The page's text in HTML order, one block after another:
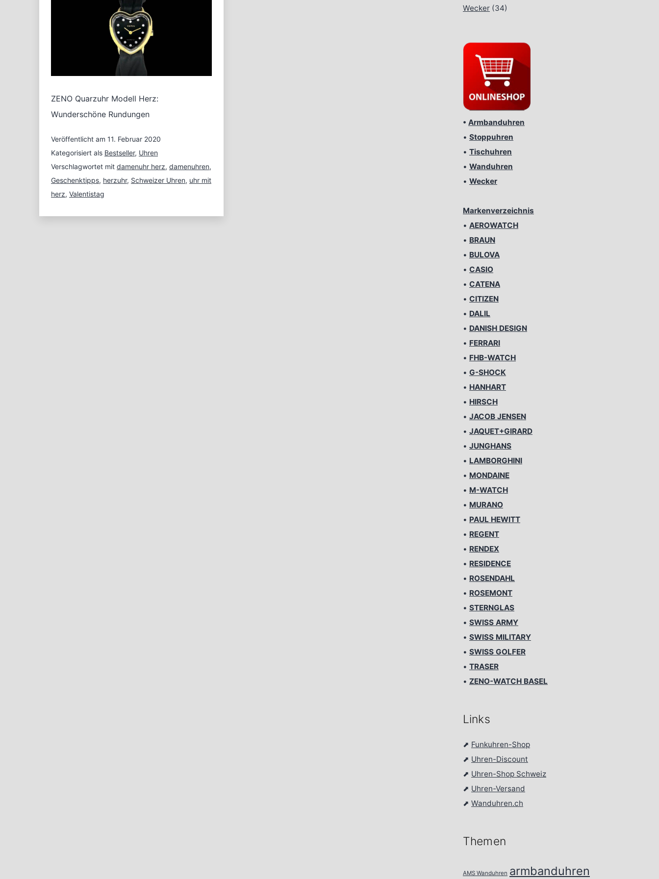
ZENO Quarzuhr Modell Herz:
Wunderschöne Rundungen
Veröffentlicht am 11. Februar 2020
Kategorisiert als Bestseller, Uhren
Verschlagwortet mit damenuhr herz, damenuhren,
Geschenktipps, herzuhr, Schweizer Uhren, uhr mit
herz, Valentistag
Wecker (34)
• Armbanduhren
• Stoppuhren
• Tischuhren
• Wanduhren
• Wecker
Markenverzeichnis
• AEROWATCH
• BRAUN
• BULOVA
• CASIO
• CATENA
• CITIZEN
• DALIL
• DANISH DESIGN
• FERRARI
• FHB-WATCH
• G-SHOCK
• HANHART
• HIRSCH
• JACOB JENSEN
• JAQUET+GIRARD
• JUNGHANS
• LAMBORGHINI
• MONDAINE
• M-WATCH
• MURANO
• PAUL HEWITT
• REGENT
• RENDEX
• RESIDENCE
• ROSENDAHL
• ROSEMONT
• STERNGLAS
• SWISS ARMY
• SWISS MILITARY
• SWISS GOLFER
• TRASER
• ZENO-WATCH BASEL
Links
⬈ Funkuhren-Shop
⬈ Uhren-Discount
⬈ Uhren-Shop Schweiz
⬈ Uhren-Versand
⬈ Wanduhren.ch
Themen
AMS Wanduhren armbanduhren